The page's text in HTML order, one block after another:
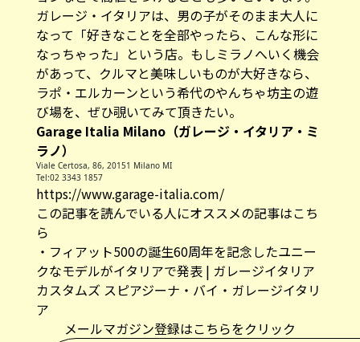
ガレージ・イタリアは、男の子がそのまま大人に
なって「好きなことを全部やったら、こんな形に
なっちゃった」という店。もしミラノへいく機会
があって、クルマと美味しいものが大好きなら、
ラポ・エルカーンという希代のやんちゃ坊主の遊
び場を、ぜひ覗いてみて頂きたい。
Garage Italia Milano（ガレージ・イタリア・ミ
ラノ）
Viale Certosa, 86, 20151 Milano MI
Tel:02 3343 1857
https://www.garage-italia.com/
この記事を読んでいる人にオススメの記事はこち
ら
・ フィアット500の誕生60周年を記念したユニー
クなモデルがイタリアで発表 | ガレージイタリア
カスタムズ スピアジーナ・バイ・ガレージイタリ
ア
メールマガジン登録はこちらをクリック